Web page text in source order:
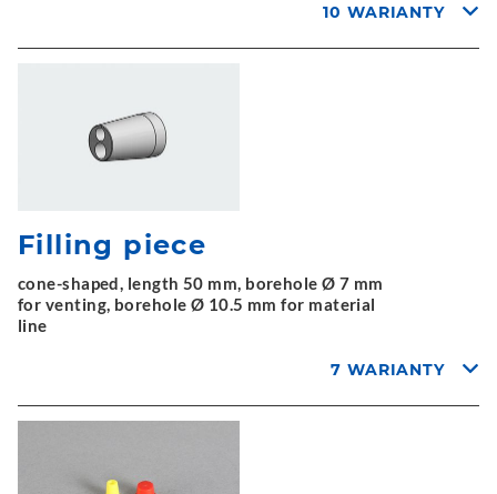
10 WARIANTY
Filling piece
cone-shaped, length 50 mm, borehole Ø 7 mm
for venting, borehole Ø 10.5 mm for material
line
7 WARIANTY